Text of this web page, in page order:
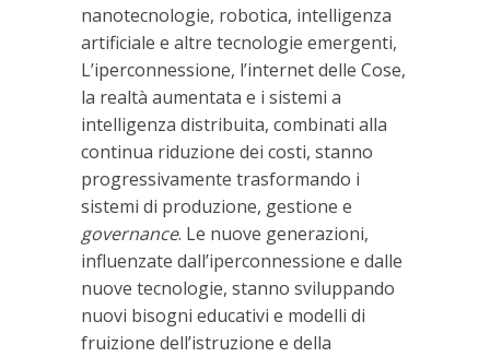
nanotecnologie, robotica, intelligenza
artificiale e altre tecnologie emergenti,
L’iperconnessione, l’internet delle Cose,
la realtà aumentata e i sistemi a
intelligenza distribuita, combinati alla
continua riduzione dei costi, stanno
progressivamente trasformando i
sistemi di produzione, gestione e
governance. Le nuove generazioni,
influenzate dall’iperconnessione e dalle
nuove tecnologie, stanno sviluppando
nuovi bisogni educativi e modelli di
fruizione dell’istruzione e della